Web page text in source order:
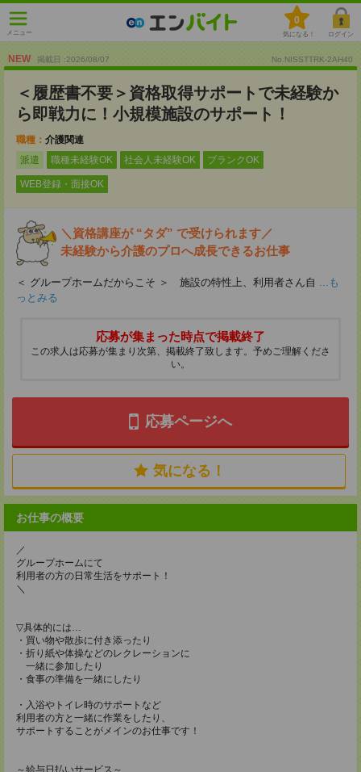
メニュー
0
気になる！ ログイン
NEW 掲載日 :2026/08/07 No.NISSTTRK-2AH40
＜履歴書不要＞資格取得サポートで未経験か
ら即戦力に！小規模施設のサポート！
職種： 介護関連
派遣
職種未経験OK 社会人未経験OK ブランクOK
WEB登録・面接OK
＼資格講座が “タダ” で受けられます／
未経験から介護のプロへ成長できるお仕事
＜ グループホームだからこそ ＞ 施設の特性上、利用者さん自 ...も
っとみる
応募が集まった時点で掲載終了
この求人は応募が集まり次第、掲載終了致します。予めご理解くださ
い。
応募ページへ
気になる！
お仕事の概要
／
グループホームにて
利用者の方の日常生活をサポート！
＼
▽具体的には…
・買い物や散歩に付き添ったり
・折り紙や体操などのレクレーションに
一緒に参加したり
・食事の準備を一緒にしたり
・入浴やトイレ時のサポートなど
利用者の方と一緒に作業をしたり、
サポートすることがメインのお仕事です！
～給与日払いサービス～